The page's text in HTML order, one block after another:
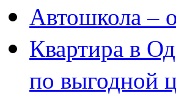
Автошкола –
Квартира в
по выгодной